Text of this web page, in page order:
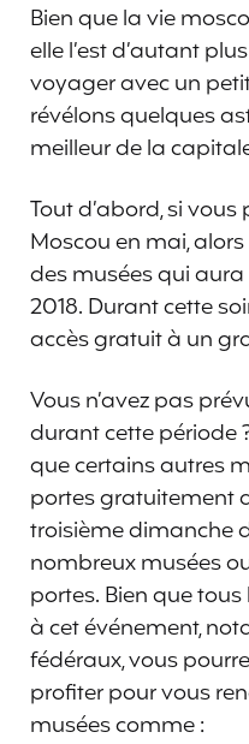
Bien que la vie
elle l’est d’autant
voyager avec un
révélons quelques
meilleur de la
Tout d’abord, si
Moscou en mai,
des musées qui
2018. Durant cette
accès gratuit à un
Vous n’avez pas
durant cette période
que certains autres
portes gratuitement
troisième dimanche
nombreux musées
portes. Bien que
à cet événement,
fédéraux, vous
profiter pour vous
musées comme :